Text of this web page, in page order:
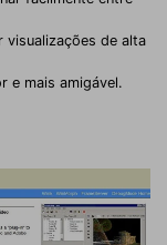
visualizações de alta
e mais amigável.